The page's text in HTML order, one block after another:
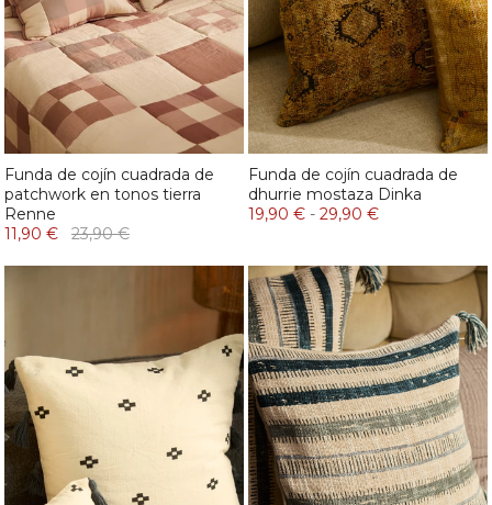
Funda de cojín cuadrada de
patchwork en tonos tierra
Renne
11,90 €
23,90 €
Funda de cojín cuadrada de
dhurrie mostaza Dinka
19,90 € - 29,90 €